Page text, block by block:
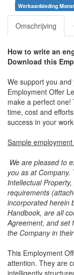
Werkaanbieding
Omschrijving
How to write an
Download this
We support you
Employment Offer
make a perfect
time, cost and
success in your
Sample
We are pleased to
you as at
Intellectual
requirements
incorporated herein
Handbook, are all
Agreement, and set
the Company in
This Employment
attention. They are
intelligently